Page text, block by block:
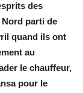
des
Nord parti de
quand ils ont
au
le chauffeur,
pour le